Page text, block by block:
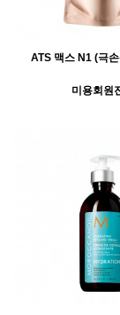
ATS 맥스 N1 (극
미용회원